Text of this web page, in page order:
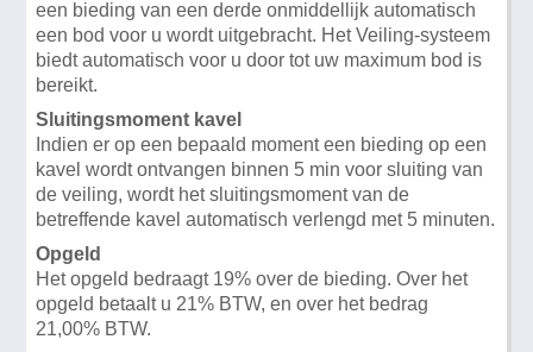
een bieding van een derde onmiddellijk automatisch
een bod voor u wordt uitgebracht. Het Veiling-systeem
biedt automatisch voor u door tot uw maximum bod is
bereikt.
Sluitingsmoment kavel
Indien er op een bepaald moment een bieding op een
kavel wordt ontvangen binnen 5 min voor sluiting van
de veiling, wordt het sluitingsmoment van de
betreffende kavel automatisch verlengd met 5 minuten.
Opgeld
Het opgeld bedraagt 19% over de bieding. Over het
opgeld betaalt u 21% BTW, en over het bedrag
21,00% BTW.